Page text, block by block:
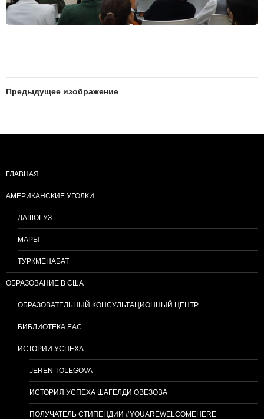
Предыдущее изображение
ГЛАВНАЯ
АМЕРИКАНСКИЕ УГОЛКИ
ДАШОГУЗ
МАРЫ
ТУРКМЕНАБАТ
ОБРАЗОВАНИЕ В США
ОБРАЗОВАТЕЛЬНЫЙ КОНСУЛЬТАЦИОННЫЙ ЦЕНТР
БИБЛИОТЕКА EAC
ИСТОРИИ УСПЕХА
JEREN TOLEGOVA
ИСТОРИЯ УСПЕХА ШАГЕЛДИ ОВЕЗОВА
ПОЛУЧАТЕЛЬ СТИПЕНДИИ #YOUAREWELCOMEHERE